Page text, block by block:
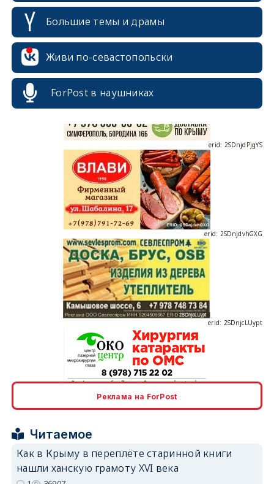
Большие темы и драмы
Живи по-севастопольски
ForPost в наушниках
erid: 2SDnjcrDNw6
erid: 2SDnjdPjgYS
erid: 2SDnjdvhGXG
erid: 2SDnjcLUypt
Реклама на ForPost
Читаемое
Как в Крыму в переплёте старинной книги
нашли ханскую грамоту XVI века